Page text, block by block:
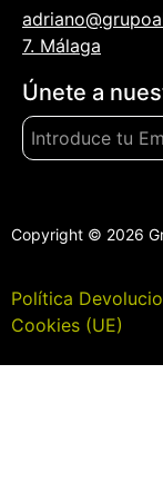
7. Málaga
Únete a
Copyright © 2026
Política
Cookies (UE)